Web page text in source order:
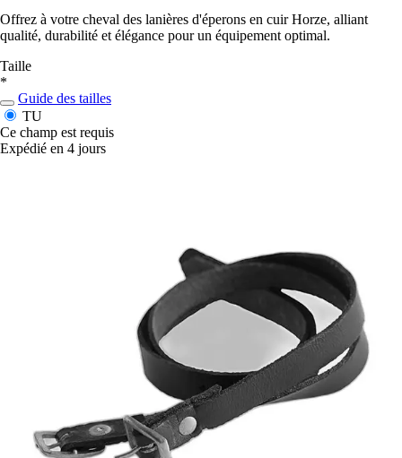
Offrez à votre cheval des lanières d'éperons en cuir Horze, alliant
qualité, durabilité et élégance pour un équipement optimal.
Taille
*
Guide des tailles
TU
Ce champ est requis
Expédié en 4 jours